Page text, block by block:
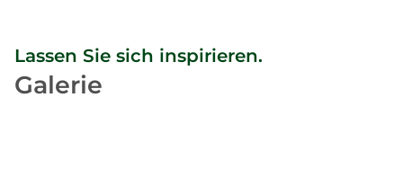
Lassen Sie sich inspirieren.
Galerie